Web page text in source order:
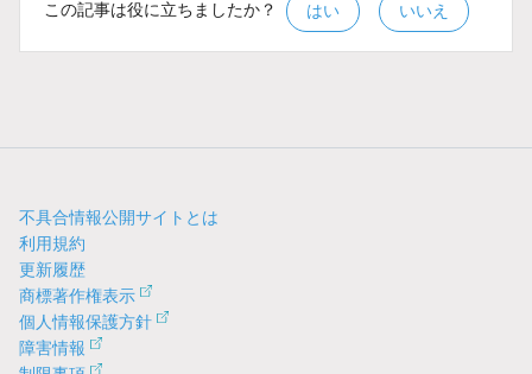
この記事は役に立ちましたか？ はい いいえ
不具合情報公開サイトとは
利用規約
更新履歴
商標著作権表示
個人情報保護方針
障害情報